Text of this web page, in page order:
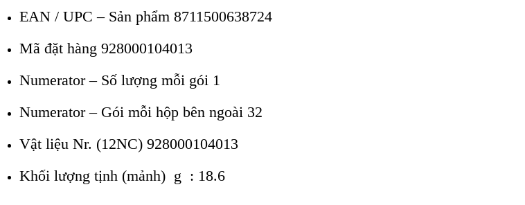
EAN / UPC – Sản phẩm 8711500638724
Mã đặt hàng 928000104013
Numerator – Số lượng mỗi gói 1
Numerator – Gói mỗi hộp bên ngoài 32
Vật liệu Nr. (12NC) 928000104013
Khối lượng tịnh (mảnh) g : 18.6